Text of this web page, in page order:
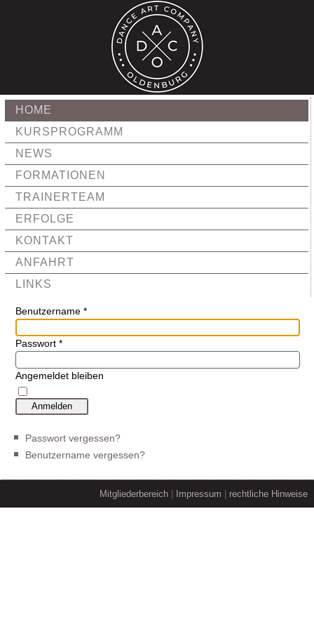
HOME
KURSPROGRAMM
NEWS
FORMATIONEN
TRAINERTEAM
ERFOLGE
KONTAKT
ANFAHRT
LINKS
Benutzername*
Passwort*
Angemeldet bleiben
Anmelden
Passwort vergessen?
Benutzername vergessen?
Mitgliederbereich | Impressum | rechtliche Hinweise